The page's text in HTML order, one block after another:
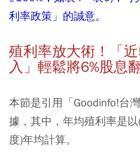
利率政策」的誠意。
殖利率放大術！「
入」輕鬆將6%股息
本節是引用「Goodinfo!台
據，其中，年均殖利率是
度)年均計算。